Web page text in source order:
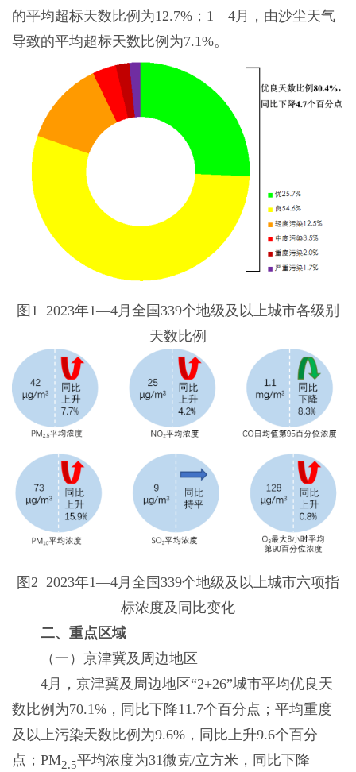
的平均超标天数比例为12.7%；1—4月，由沙尘天气
导致的平均超标天数比例为7.1%。
图1 2023年1—4月全国339个地级及以上城市各级别
天数比例
图2 2023年1—4月全国339个地级及以上城市六项指
标浓度及同比变化
二、重点区域
（一）京津冀及周边地区
4月，京津冀及周边地区“2+26”城市平均优良天
数比例为70.1%，同比下降11.7个百分点；平均重度
及以上污染天数比例为9.6%，同比上升9.6个百分
点；PM2.5平均浓度为31微克/立方米，同比下降